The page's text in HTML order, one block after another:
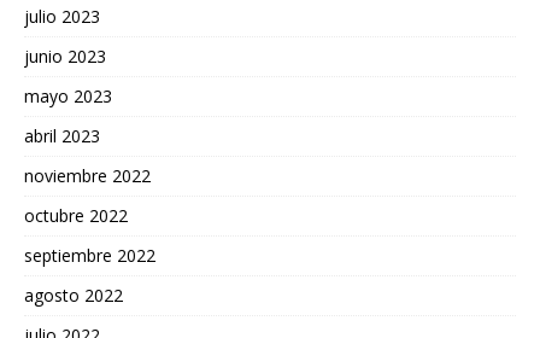
julio 2023
junio 2023
mayo 2023
abril 2023
noviembre 2022
octubre 2022
septiembre 2022
agosto 2022